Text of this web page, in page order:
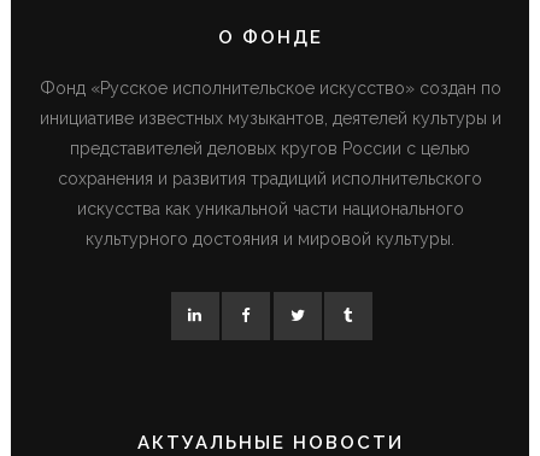
О ФОНДЕ
Фонд «Русское исполнительское искусство» создан по
инициативе известных музыкантов, деятелей культуры и
представителей деловых кругов России с целью
сохранения и развития традиций исполнительского
искусства как уникальной части национального
культурного достояния и мировой культуры.
АКТУАЛЬНЫЕ НОВОСТИ